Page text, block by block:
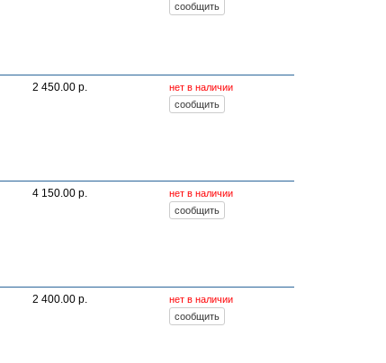
2 450.00 р. нет в наличии
4 150.00 р. нет в наличии
2 400.00 р. нет в наличии